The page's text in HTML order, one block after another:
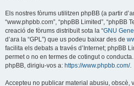
Els nostres fòrums utilitzen phpBB (a partir
“www.phpbb.com”, “phpBB Limited”, “phpBB
creació de fòrums distribuït sota la “GNU
d’ara la “GPL”) que us podeu baixar des de
facilita els debats a través d’Internet; phpBB
permet o no en termes de cotingut o
phpBB, dirigiu-vos a: https://www.phpbb.com/.
Accepteu no publicar material abusiu, obscè,